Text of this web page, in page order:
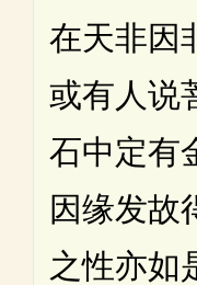
在天非因
或有人说
石中定有
因缘发故
之性亦如